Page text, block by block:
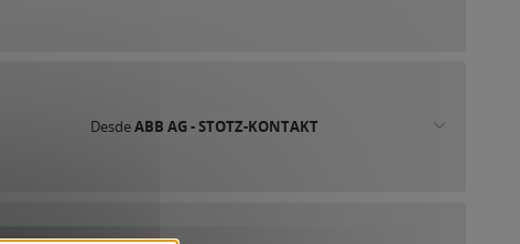
DesdeABB AG - STOTZ-KONTAKT